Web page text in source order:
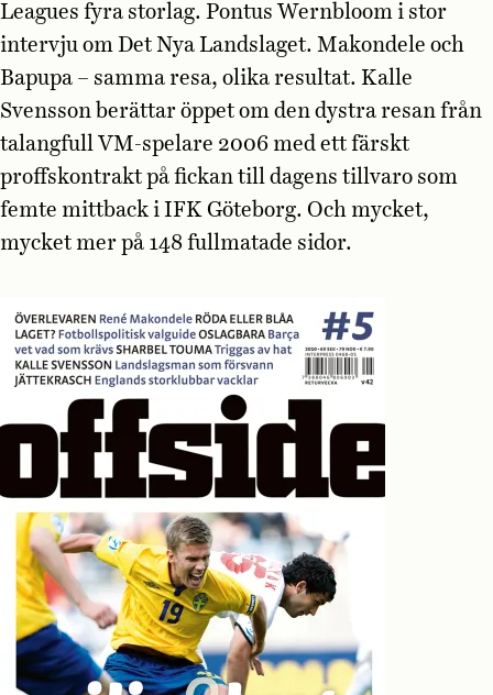
Leagues fyra storlag. Pontus Wernbloom i stor
intervju om Det Nya Landslaget. Makondele och
Bapupa – samma resa, olika resultat. Kalle
Svensson berättar öppet om den dystra resan från
talangfull VM-spelare 2006 med ett färskt
proffskontrakt på fickan till dagens tillvaro som
femte mittback i IFK Göteborg. Och mycket,
mycket mer på 148 fullmatade sidor.